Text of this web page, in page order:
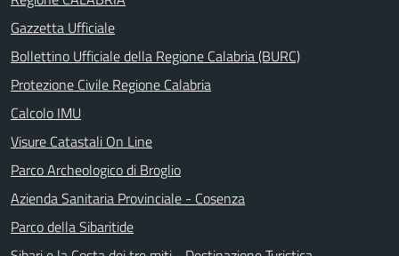
Gazzetta Ufficiale
Bollettino Ufficiale della Regione Calabria (BURC)
Protezione Civile Regione Calabria
Calcolo IMU
Visure Catastali On Line
Parco Archeologico di Broglio
Azienda Sanitaria Provinciale - Cosenza
Parco della Sibaritide